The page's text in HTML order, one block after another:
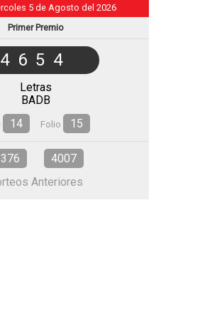
5 de Agosto del 2026
Primer Premio
4654
Letras
BADB
14 Folio 15
4007
Anteriores